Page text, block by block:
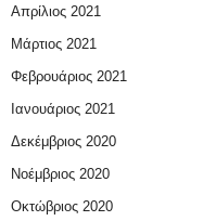
Απρίλιος 2021
Μάρτιος 2021
Φεβρουάριος 2021
Ιανουάριος 2021
Δεκέμβριος 2020
Νοέμβριος 2020
Οκτώβριος 2020